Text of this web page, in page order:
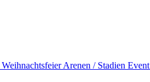
WeihnachtsfeierArenen / Stadien Event